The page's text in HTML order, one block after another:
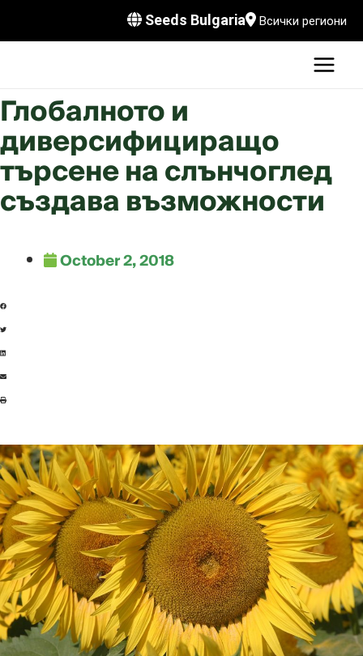
Seeds Bulgaria Всички региони
Глобалното и
диверсифициращо
търсене на слънчоглед
създава възможности
October 2, 2018